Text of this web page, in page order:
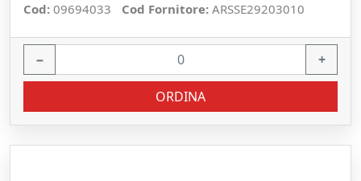
Cod: 09694033 Cod Fornitore: ARSSE29203010
− +
ORDINA